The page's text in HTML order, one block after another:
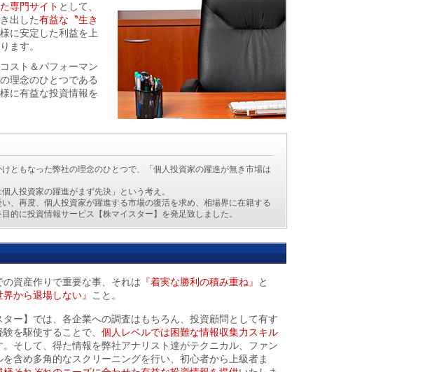
専門サイト として、
出した有益な〝生き
に安定した利益を上
ます。
スト＆パフォーマン
理念のひとつである
に有益な投資情報を
けともなった弊社の理念のひとつで、「個人投資家の躍進が無き市場は
人投資家の躍進がまず先決」という考え。
、再度、個人投資家が躍進する市場の復活を求め、相場界に在籍する
的に投資情報サービス【株マイスター】を発足致しました。
の資産作りで重要な事、それは 『着実な勝利の積み重ね』
と
界から退場しない』
こと。
ター】では、各企業への調査はもちろん、投資顧問として有す
を駆使することで、 個人レベルでは困難な情報収集力スキル
。そして、得た情報を弊社アナリスト達がテクニカル、ファン
を含め多角的なスクリーニングを行い、初心者から上級者ま